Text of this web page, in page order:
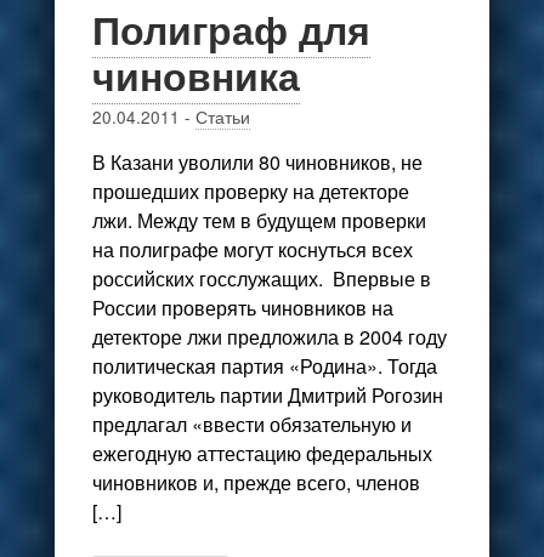
Полиграф для
чиновника
20.04.2011 - Статьи
В Казани уволили 80 чиновников, не
прошедших проверку на детекторе
лжи. Между тем в будущем проверки
на полиграфе могут коснуться всех
российских госслужащих. Впервые в
России проверять чиновников на
детекторе лжи предложила в 2004 году
политическая партия «Родина». Тогда
руководитель партии Дмитрий Рогозин
предлагал «ввести обязательную и
ежегодную аттестацию федеральных
чиновников и, прежде всего, членов
[…]